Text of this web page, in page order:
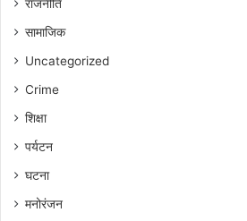
राजनीति
सामाजिक
Uncategorized
Crime
शिक्षा
पर्यटन
घटना
मनोरंजन